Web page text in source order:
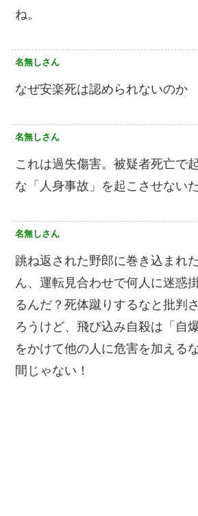
ね。
名無しさん
なぜ安楽死は認められないのか
名無しさん
これは過失傷害。被疑者死亡で
な「人身事故」を起こさせない
名無しさん
跳ね返された野郎に巻き込まれ
ん、運転見合わせで何人に迷惑
るんだ？死体蹴りするなと批判
ろうけど、飛び込み自殺は「自
をかけて他の人に危害を加える
間じゃない！